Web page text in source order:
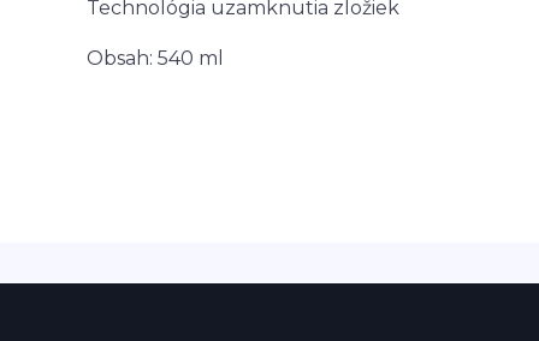
Technológia uzamknutia zložiek
Obsah: 540 ml